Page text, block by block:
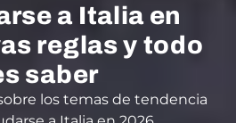
a Italia en
reglas y todo
saber
los temas de tendencia